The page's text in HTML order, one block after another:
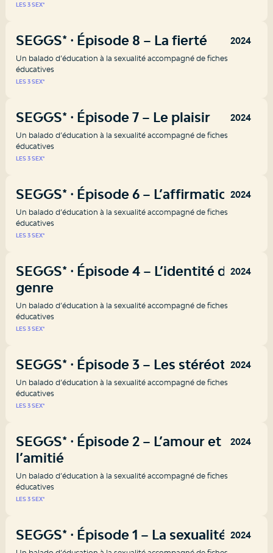
LES 3 SEX*
2024
SEGGS* ⸱ Épisode 8 – La fierté
Un balado d’éducation à la sexualité accompagné de fiches
éducatives
LES 3 SEX*
2024
SEGGS* ⸱ Épisode 7 – Le plaisir
Un balado d’éducation à la sexualité accompagné de fiches
éducatives
LES 3 SEX*
2024
SEGGS* ⸱ Épisode 6 – L’affirmation
Un balado d’éducation à la sexualité accompagné de fiches
éducatives
LES 3 SEX*
2024
SEGGS* ⸱ Épisode 4 – L’identité de
genre
Un balado d’éducation à la sexualité accompagné de fiches
éducatives
LES 3 SEX*
2024
SEGGS* ⸱ Épisode 3 – Les stéréotypes
Un balado d’éducation à la sexualité accompagné de fiches
éducatives
LES 3 SEX*
2024
SEGGS* ⸱ Épisode 2 – L’amour et
l’amitié
Un balado d’éducation à la sexualité accompagné de fiches
éducatives
LES 3 SEX*
2024
SEGGS* ⸱ Épisode 1 – La sexualité